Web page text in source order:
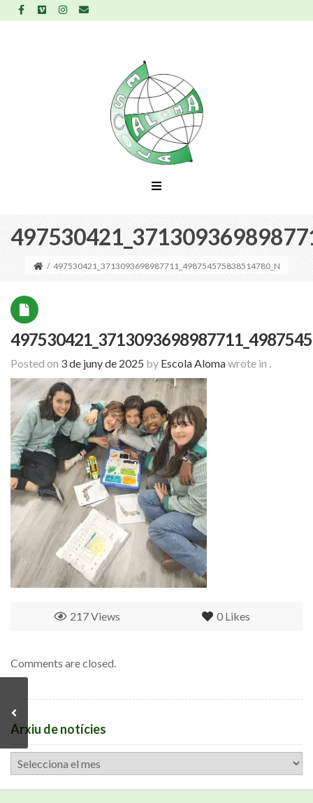
/ 497530421_3713093698987711_498754575838514780_N
Posted on 3 de juny de 2025 by Escola Alomawrote in .
0 Likes
217 Views
Comments are closed.
Arxiu de notícies
Arxiu
de
notícies